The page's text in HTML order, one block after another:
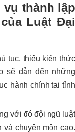
thành lập
Luật Đại
tục, thiếu kiến thức
sẽ dẫn đến những
hành chính tại tỉnh
với đó đội ngũ luật
và chuyên môn cao.